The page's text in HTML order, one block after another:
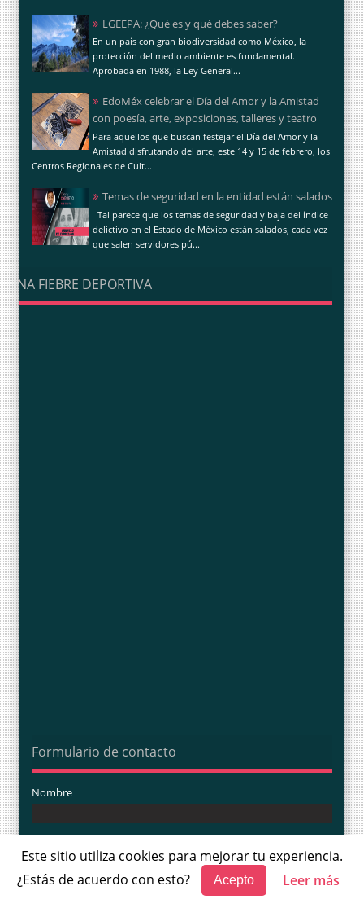
Este sitio utiliza cookies para mejorar tu experiencia.
¿Estás de acuerdo con esto?
Acepto Leer más
LGEEPA: ¿Qué es y qué debes saber?
En un país con gran biodiversidad como México, la
protección del medio ambiente es fundamental.
Aprobada en 1988, la Ley General...
EdoMéx celebrar el Día del Amor y la Amistad
con poesía, arte, exposiciones, talleres y teatro
Para aquellos que buscan festejar el Día del Amor y la
Amistad disfrutando del arte, este 14 y 15 de febrero, los
Centros Regionales de Cult...
Temas de seguridad en la entidad están salados
Tal parece que los temas de seguridad y baja del índice
delictivo en el Estado de México están salados, cada vez
que salen servidores pú...
UNA FIEBRE DEPORTIVA
Formulario de contacto
Nombre